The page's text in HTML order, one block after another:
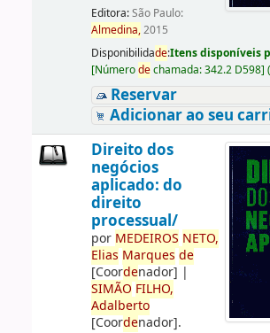
Editora:São Paulo:
Almedina,2015
Disponibilidade:Itens disponíveis
[Númerodechamada:342.2 D598]
Reservar
Adicionar ao seu
Direito dos
negócios
aplicado: do
direito
processual/
por MEDEIROS NETO,
Elias Marques de
[Coordenador] |
SIMÃO FILHO,
Adalberto
[Coordenador].